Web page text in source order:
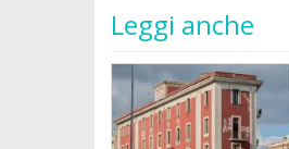
Leggi anche